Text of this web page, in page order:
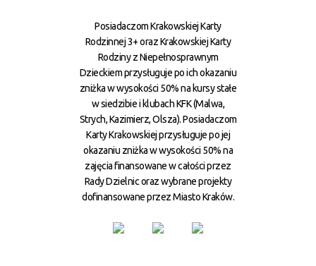
Posiadaczom Krakowskiej Karty
Rodzinnej 3+ oraz Krakowskiej Karty
Rodziny z Niepełnosprawnym
Dzieckiem przysługuje po ich okazaniu
zniżka w wysokości 50% na kursy stałe
w siedzibie i klubach KFK (Malwa,
Strych, Kazimierz, Olsza). Posiadaczom
Karty Krakowskiej przysługuje po jej
okazaniu zniżka w wysokości 50% na
zajęcia finansowane w całości przez
Rady Dzielnic oraz wybrane projekty
dofinansowane przez Miasto Kraków.